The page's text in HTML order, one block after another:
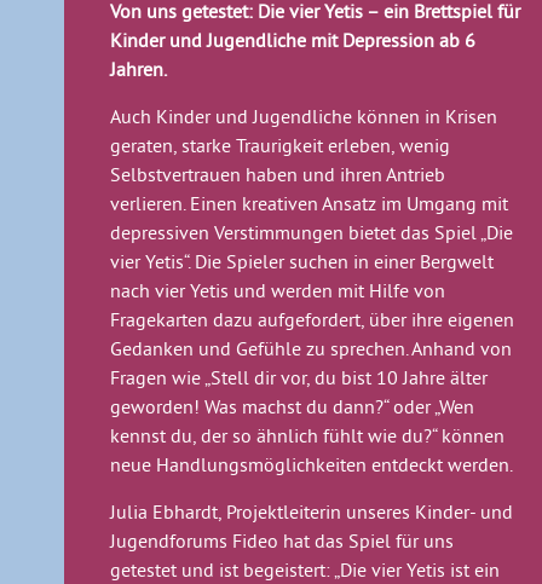
Von uns getestet: Die vier Yetis – ein Brettspiel für
Kinder und Jugendliche mit Depression ab 6
Jahren.
Auch Kinder und Jugendliche können in Krisen
geraten, starke Traurigkeit erleben, wenig
Selbstvertrauen haben und ihren Antrieb
verlieren. Einen kreativen Ansatz im Umgang mit
depressiven Verstimmungen bietet das Spiel „Die
vier Yetis“. Die Spieler suchen in einer Bergwelt
nach vier Yetis und werden mit Hilfe von
Fragekarten dazu aufgefordert, über ihre eigenen
Gedanken und Gefühle zu sprechen. Anhand von
Fragen wie „Stell dir vor, du bist 10 Jahre älter
geworden! Was machst du dann?“ oder „Wen
kennst du, der so ähnlich fühlt wie du?“ können
neue Handlungsmöglichkeiten entdeckt werden.
Julia Ebhardt, Projektleiterin unseres Kinder- und
Jugendforums Fideo hat das Spiel für uns
getestet und ist begeistert: „Die vier Yetis ist ein